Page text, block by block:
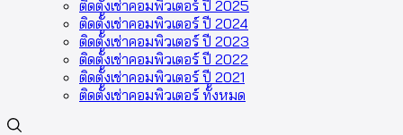
ติดตั้งเช่าคอมพิวเตอร์ ปี 2025
ติดตั้งเช่าคอมพิวเตอร์ ปี 2024
ติดตั้งเช่าคอมพิวเตอร์ ปี 2023
ติดตั้งเช่าคอมพิวเตอร์ ปี 2022
ติดตั้งเช่าคอมพิวเตอร์ ปี 2021
ติดตั้งเช่าคอมพิวเตอร์ ทั้งหมด